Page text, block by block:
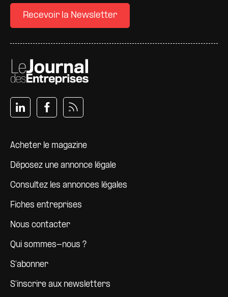
Recevoir la Newsletter
Pied de page
Acheter le magazine
Déposez une annonce légale
Consultez les annonces légales
Fiches entreprises
Nous contacter
Qui sommes-nous ?
S'abonner
S'inscrire aux newsletters